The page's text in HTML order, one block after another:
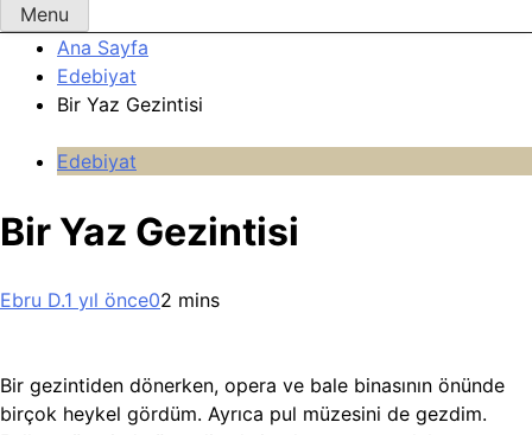
Menu
Ana Sayfa
Edebiyat
Bir Yaz Gezintisi
Edebiyat
Bir Yaz Gezintisi
Ebru D.1 yıl önce02 mins
Bir gezintiden dönerken, opera ve bale binasının önünde
birçok heykel gördüm. Ayrıca pul müzesini de gezdim.